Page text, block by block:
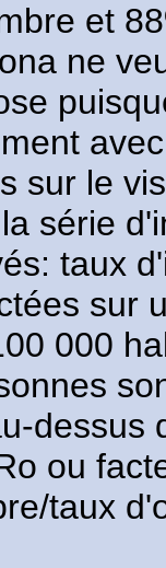
et
ne
sur le
série
taux
sur
000
dessus
ou
taux